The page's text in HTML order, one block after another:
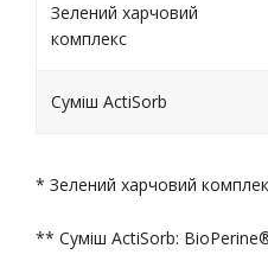
Зелений харчовий
комплекс
Суміш ActiSorb
* Зелений харчовий
** Суміш ActiSorb: